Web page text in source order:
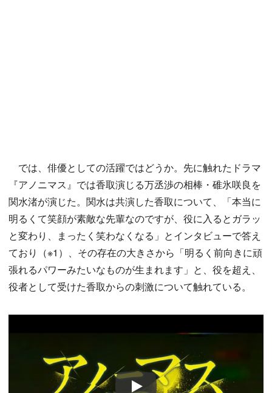
では、俳優としての活躍ではどうか。先に触れたドラマ
『アノニマス』では香取演じる万丞渉の相棒・碓氷咲良を
関水渚が演じた。関水は共演した香取について、「本当に
明るくて笑顔が素敵な先輩なのですが、役に入るとガラッ
と変わり、まったく笑わなくなる」とインタビューで答え
ており（※1）、その存在の大きさから「明るく前向きに頑
張れるパワーみたいなものが生まれます」と、役を超え、
役者として受けた香取からの刺激について触れている。